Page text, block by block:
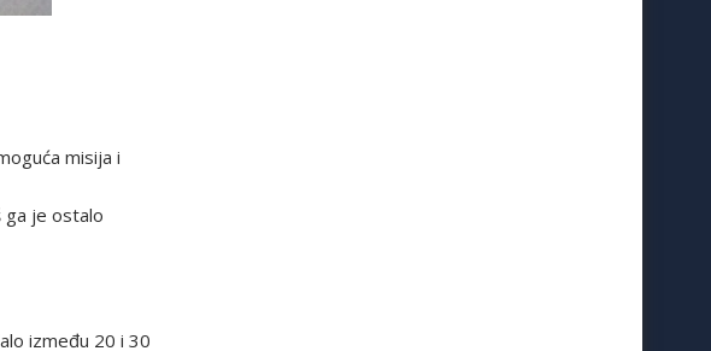
misija i
ga je ostalo
između 20 i 30